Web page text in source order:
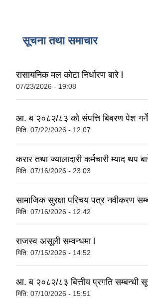
सूचना तथा समाचार
रासायनिक मल कोटा निर्धारण बारे l
07/23/2026 - 19:08
आ. ब २०८२/८३ को संपत्ति बिबरण पेश गर्ने
मिति: 07/22/2026 - 12:07
करार तथा ज्यालादारी कर्मचारी म्याद थप
मिति: 07/16/2026 - 23:03
सामाजिक सुरक्षा परिचय पत्र नवीकरण
मिति: 07/16/2026 - 12:42
राजस्व असूली सम्वन्धमा l
मिति: 07/15/2026 - 14:52
आ. ब २०८२/८३ बित्तीय प्रगति सम्बन्धी
मिति: 07/10/2026 - 15:51